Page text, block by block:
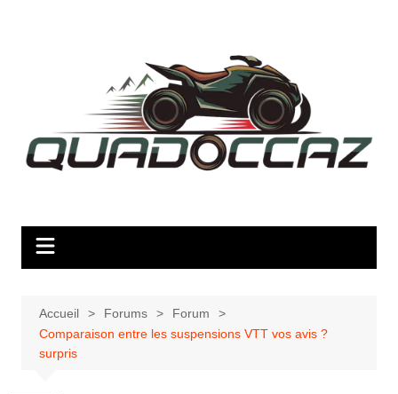
Accueil Forums
Forum
Comparaison entre les suspensions VTT vos avis ?
surpris